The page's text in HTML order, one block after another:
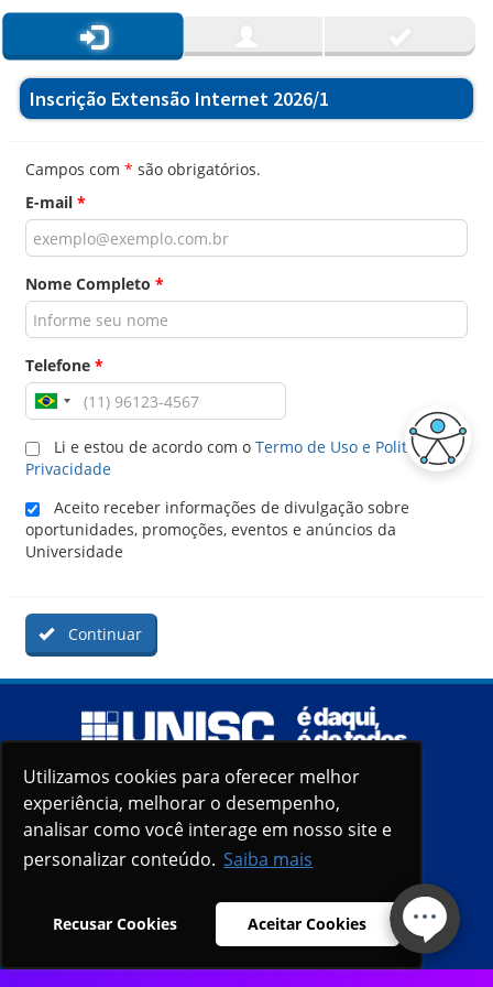
Utilizamos cookies para oferecer melhor
experiência, melhorar o desempenho,
analisar como você interage em nosso site e
personalizar conteúdo. Saiba mais
Recusar Cookies Aceitar Cookies
Utilizamos cookies para oferecer melhor
experiência, melhorar o desempenho,
analisar como você interage em nosso site e
personalizar conteúdo. Saiba mais
Recusar Cookies Aceitar Cookies
Inscrição Extensão Internet 2026/1
Campos com * são obrigatórios.
E-mail *
Nome Completo *
Telefone *
Li e estou de acordo com o Termo de Uso e Politica de
Privacidade
Aceito receber informações de divulgação sobre
oportunidades, promoções, eventos e anúncios da
Universidade
Continuar